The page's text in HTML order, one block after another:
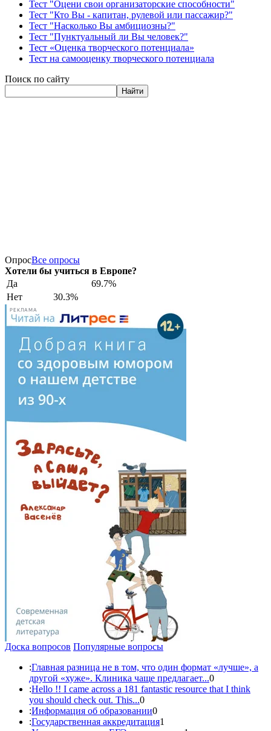
Тест "Оцени свои организаторские способности"
Тест "Кто Вы - капитан, рулевой или пассажир?"
Тест "Насколько Вы амбициозны?"
Тест "Пунктуальный ли Вы человек?"
Тест «Оценка творческого потенциала»
Тест на самооценку творческого потенциала
Поиск по сайту
Найти
ОпросВсе опросы
Хотели бы учиться в Европе?
Да
69.7%
Нет
30.3%
РЕКЛАМА
Доска вопросов Популярные вопросы
:Главная разница не в том, что один формат «лучше», а
другой «хуже». Клиника чаще предлагает...0
:Hello !! I came across a 181 fantastic resource that I think
you should check out. This...0
:Информация об образовании0
:Государственная аккредитация1